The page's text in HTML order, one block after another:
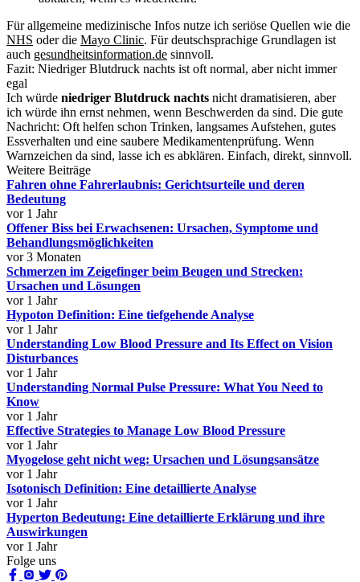
Für allgemeine medizinische Infos nutze ich seriöse Quellen wie die
NHS oder die Mayo Clinic. Für deutschsprachige Grundlagen ist
auch gesundheitsinformation.de sinnvoll.
Fazit: Niedriger Blutdruck nachts ist oft normal, aber nicht immer
egal
Ich würde niedriger Blutdruck nachts nicht dramatisieren, aber
ich würde ihn ernst nehmen, wenn Beschwerden da sind. Die gute
Nachricht: Oft helfen schon Trinken, langsames Aufstehen, gutes
Essverhalten und eine saubere Medikamentenprüfung. Wenn
Warnzeichen da sind, lasse ich es abklären. Einfach, direkt, sinnvoll.
Weitere Beiträge
Fahren ohne Fahrerlaubnis: Gerichtsurteile und deren
Bedeutung
vor 1 Jahr
Offener Biss bei Erwachsenen: Ursachen, Symptome und
Behandlungsmöglichkeiten
vor 3 Monaten
Schmerzen im Zeigefinger beim Beugen und Strecken:
Ursachen und Lösungen
vor 1 Jahr
Hypoton Definition: Eine tiefgehende Analyse
vor 1 Jahr
Understanding Low Blood Pressure and Its Effect on Vision
Disturbances
vor 1 Jahr
Understanding Normal Pulse Pressure: What You Need to
Know
vor 1 Jahr
Effective Strategies to Manage Low Blood Pressure
vor 1 Jahr
Myogelose geht nicht weg: Ursachen und Lösungsansätze
vor 1 Jahr
Isotonisch Definition: Eine detaillierte Analyse
vor 1 Jahr
Hyperton Bedeutung: Eine detaillierte Erklärung und ihre
Auswirkungen
vor 1 Jahr
Folge uns